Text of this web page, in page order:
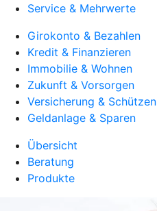
Service & Mehrwerte
Girokonto & Bezahlen
Kredit & Finanzieren
Immobilie & Wohnen
Zukunft & Vorsorgen
Versicherung & Schützen
Geldanlage & Sparen
Übersicht
Beratung
Produkte